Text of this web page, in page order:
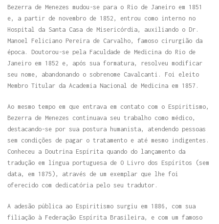
Bezerra de Menezes mudou-se para o Rio de Janeiro em 1851
e, a partir de novembro de 1852, entrou como interno no
Hospital da Santa Casa de Misericórdia, auxiliando o Dr.
Manoel Feliciano Pereira de Carvalho, famoso cirurgião da
época. Doutorou-se pela Faculdade de Medicina do Rio de
Janeiro em 1852 e, após sua formatura, resolveu modificar
seu nome, abandonando o sobrenome Cavalcanti. Foi eleito
Membro Titular da Academia Nacional de Medicina em 1857.
Ao mesmo tempo em que entrava em contato com o Espiritismo,
Bezerra de Menezes continuava seu trabalho como médico,
destacando-se por sua postura humanista, atendendo pessoas
sem condições de pagar o tratamento e até mesmo indigentes.
Conheceu a Doutrina Espírita quando do lançamento da
tradução em língua portuguesa de O Livro dos Espíritos (sem
data, em 1875), através de um exemplar que lhe foi
oferecido com dedicatória pelo seu tradutor.
A adesão pública ao Espiritismo surgiu em 1886, com sua
filiação à Federação Espírita Brasileira, e com um famoso